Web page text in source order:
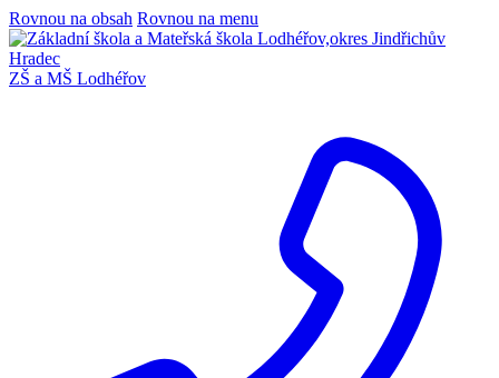
Rovnou na obsah Rovnou na menu
ZŠ a MŠ Lodhéřov